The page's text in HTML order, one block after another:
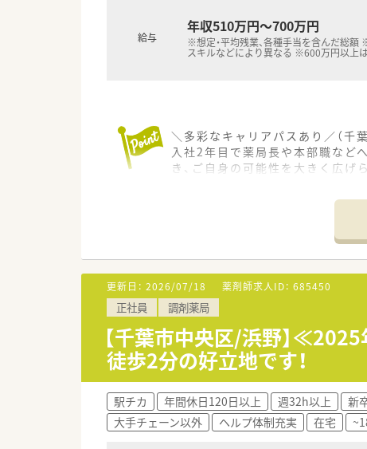
給与
年収510万円～700万円
※想定・平均残業、各種手当を含んだ総額
スキルなどにより異なる ※600万円以上
＼多彩なキャリアパスあり／（千
入社2年目で薬局長や本部職など
き、ご自身の可能性を大きく広げ
■JR外房線の鎌取駅から車で10
■応需科目や処方箋の枚数、近
■薬剤師や事務スタッフの配置人
【想定される業務内容】
■調剤薬局において、処方箋に基
■店舗の売り上げや利益を意識
■化粧品や健康食品などの自社商
【こんな方が活躍中】
■充実した教育制度を活用し、病
す。
■の育児休業取得率が非常に高く
■ご自身の頑張りや成果が正当に
更新日： 2026/07/18 薬剤師求人ID： 685450
正社員 調剤薬局
【千葉市中央区/浜野】
徒歩2分の好立地です！
駅チカ 年間休日120日以上 週32h以上 新
大手チェーン以外
ヘルプ体制充実 在宅